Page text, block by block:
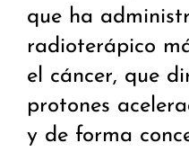
que ha
radioterápico
el cáncer, que
protones
y de forma